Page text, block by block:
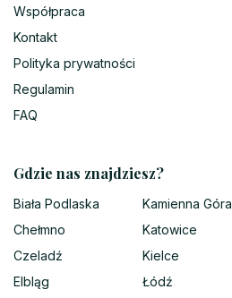
Współpraca
Kontakt
Polityka prywatności
Regulamin
FAQ
Gdzie nas znajdziesz?
Biała Podlaska
Chełmno
Czeladź
Elbląg
Kamienna Góra
Katowice
Kielce
Łódź